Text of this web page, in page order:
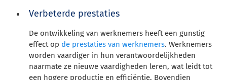
Verbeterde prestaties
De ontwikkeling van werknemers heeft een gunstig
effect op de prestaties van werknemers. Werknemers
worden vaardiger in hun verantwoordelijkheden
naarmate ze nieuwe vaardigheden leren, wat leidt tot
een hogere productie en efficiëntie. Bovendien